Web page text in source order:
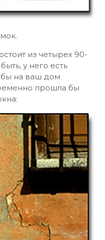
из четырех 90-
у него есть
бы на ваш дом
прошла бы